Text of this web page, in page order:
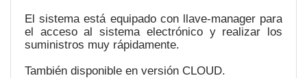
El sistema está equipado con llave-manager para
el acceso al sistema electrónico y realizar los
suministros muy rápidamente.
También disponible en versión CLOUD.